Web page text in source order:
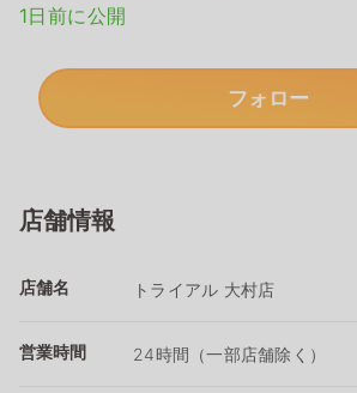
1日前に公開
フォロー
店舗情報
店舗名 トライアル 大村店
営業時間 24時間（一部店舗除く）